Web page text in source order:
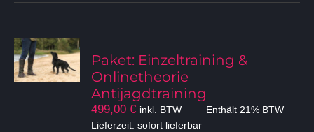
Paket: Einzeltraining &
Onlinetheorie
Antijagdtraining
499,00 € inkl. BTW Enthält 21% BTW
Lieferzeit: sofort lieferbar